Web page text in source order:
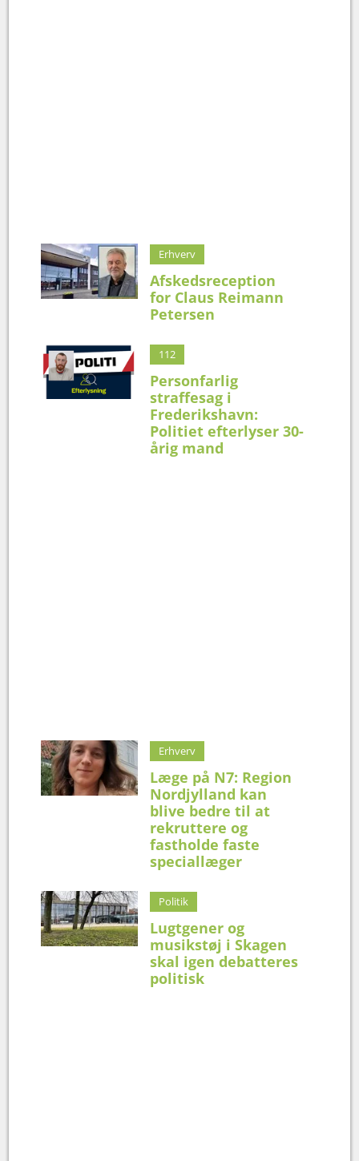
Erhverv
Afskedsreception
for Claus Reimann
Petersen
112
Personfarlig
straffesag i
Frederikshavn:
Politiet efterlyser 30-
årig mand
Erhverv
Læge på N7: Region
Nordjylland kan
blive bedre til at
rekruttere og
fastholde faste
speciallæger
Politik
Lugtgener og
musikstøj i Skagen
skal igen debatteres
politisk